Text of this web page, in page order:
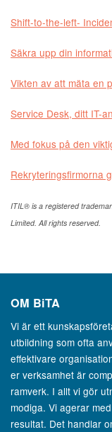
Shift-to-the-left-
Säkra upp din
Vikten av att mäta en
Service Desk, ditt IT-
Med fokus på den
Rekryteringsfirmorna
ITIL® is a registered
Limited. All rights reserved.
OM BiTA
Vi är ett
utbildning som ofta
effektivare
er verksamhet är
ramverk. I allt vi gör
modiga. Vi agerar
resultat. Det handlar